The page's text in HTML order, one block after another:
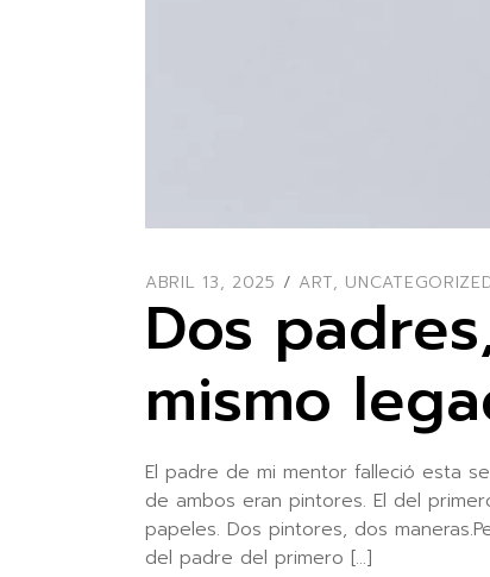
ABRIL 13, 2025 ART,
Dos
mismo
El padre de mi mentor falleció esta
de ambos eran pintores. El del
papeles. Dos pintores, dos
del padre del primero […]